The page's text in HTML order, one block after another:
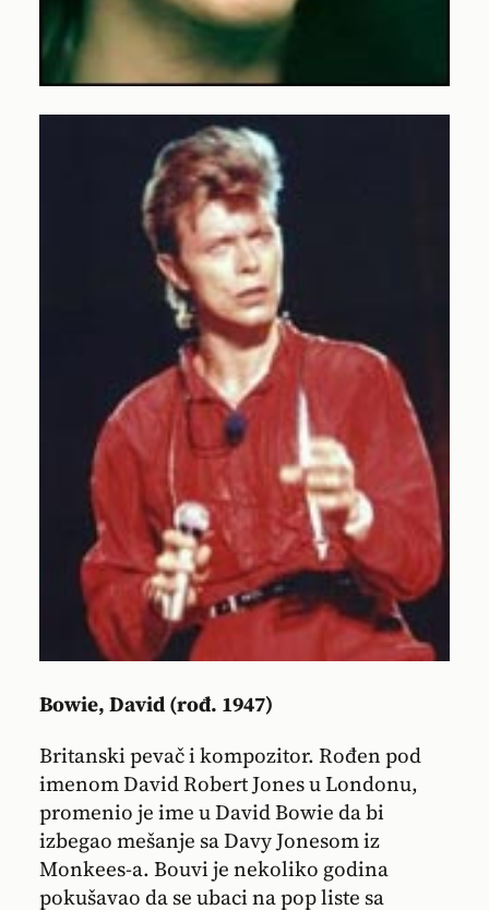
Bowie, David (rođ. 1947)
Britanski pevač i kompozitor. Rođen pod
imenom David Robert Jones u Londonu,
promenio je ime u David Bowie da bi
izbegao mešanje sa Davy Jonesom iz
Monkees-a. Bouvi je nekoliko godina
pokušavao da se ubaci na pop liste sa